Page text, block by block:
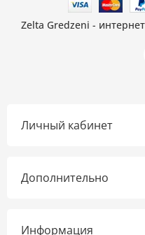
Zelta Gredzeni -
Личный кабинет
Дополнительно
Информация